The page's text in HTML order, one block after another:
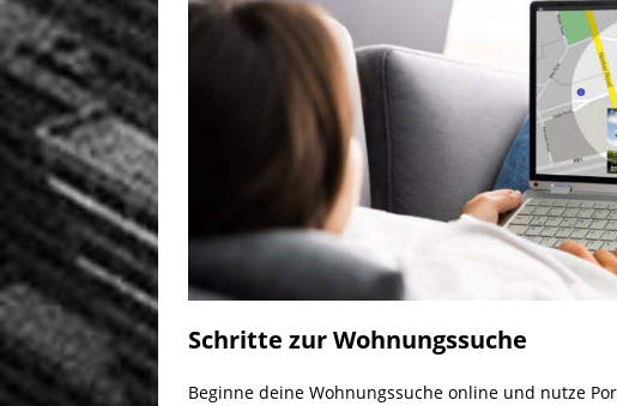
Schritte zur Wohnungssuche
Beginne deine Wohnungssuche online und nutze